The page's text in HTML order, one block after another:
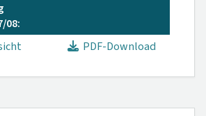
08:
PDF-Download